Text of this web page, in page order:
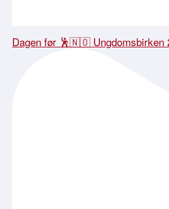
Dagen før 🕺🇳🇴 Ungdomsbirken